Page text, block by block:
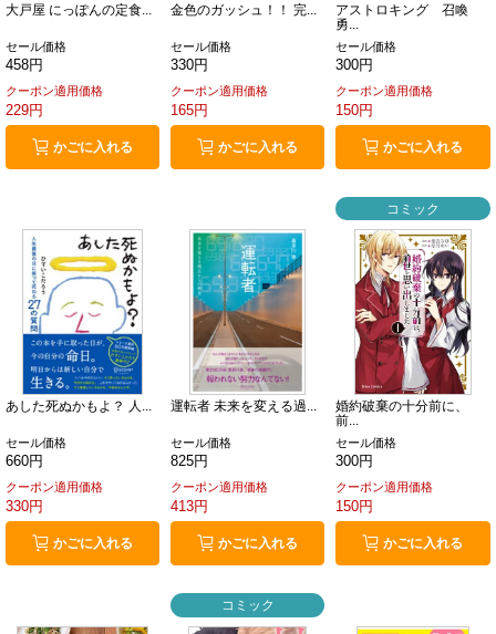
大戸屋 にっぽんの定食...
セール価格
458円
クーポン適用価格
229円
かごに入れる
金色のガッシュ！！ 完...
セール価格
330円
クーポン適用価格
165円
かごに入れる
アストロキング 召喚
勇...
セール価格
300円
クーポン適用価格
150円
かごに入れる
あした死ぬかもよ？ 人...
セール価格
660円
クーポン適用価格
330円
かごに入れる
運転者 未来を変える過...
セール価格
825円
クーポン適用価格
413円
かごに入れる
コミック
婚約破棄の十分前に、
前...
セール価格
300円
クーポン適用価格
150円
かごに入れる
コミック